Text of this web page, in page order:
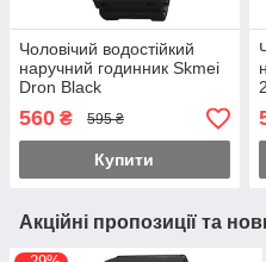
Чоловічий водостійкий
наручний годинник Skmei
Dron Black
560 ₴ 595 ₴
Купити
Акційні пропозиції та